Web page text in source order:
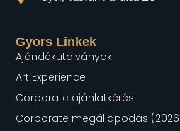
Gyors Linkek
Ajándékutalványok
Art Experience
Corporate ajánlatkérés
Corporate megállapodás